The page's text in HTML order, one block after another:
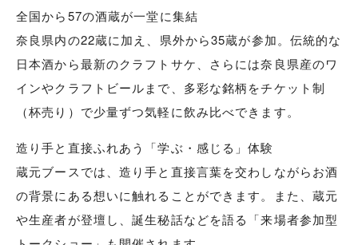
全国から57の酒蔵が一堂に集結
奈良県内の22蔵に加え、県外から35蔵が参加。伝統的な
日本酒から最新のクラフトサケ、さらには奈良県産のワ
インやクラフトビールまで、多彩な銘柄をチケット制
（杯売り）で少量ずつ気軽に飲み比べできます。
造り手と直接ふれあう「学ぶ・感じる」体験
蔵元ブースでは、造り手と直接言葉を交わしながらお酒
の背景にある想いに触れることができます。また、蔵元
や生産者が登壇し、誕生秘話などを語る「来場者参加型